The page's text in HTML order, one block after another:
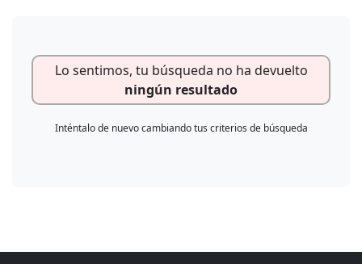
Lo sentimos, tu búsqueda no ha devuelto
ningún resultado
Inténtalo de nuevo cambiando tus criterios de búsqueda